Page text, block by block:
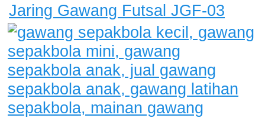
Jaring Gawang Futsal JGF-03